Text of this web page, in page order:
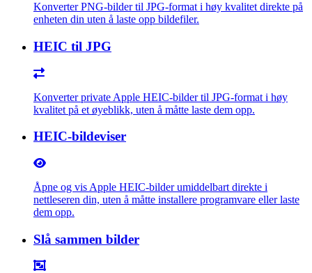
Konverter PNG-bilder til JPG-format i høy kvalitet direkte på
enheten din uten å laste opp bildefiler.
HEIC til JPG
Konverter private Apple HEIC-bilder til JPG-format i høy
kvalitet på et øyeblikk, uten å måtte laste dem opp.
HEIC-bildeviser
Åpne og vis Apple HEIC-bilder umiddelbart direkte i
nettleseren din, uten å måtte installere programvare eller laste
dem opp.
Slå sammen bilder